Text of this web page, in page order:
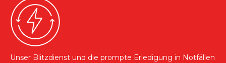
Unser Blitzdienst und die prompte Erledigung in Notfällen